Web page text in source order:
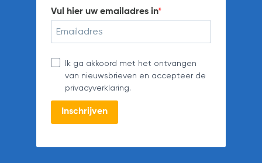
Vul hier uw emailadres in
Ik ga akkoord met het ontvangen
van nieuwsbrieven en accepteer de
privacyverklaring.
Inschrijven